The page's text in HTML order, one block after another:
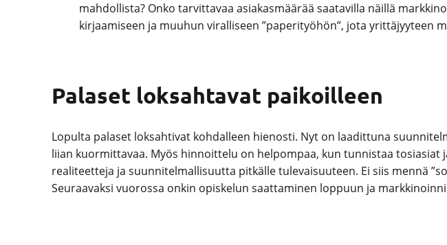
mahdollista? Onko tarvittavaa asiakasmäärää saatavilla näillä
kirjaamiseen ja muuhun viralliseen ”paperityöhön”, jota yrittäjyyteen
Palaset loksahtavat paikoilleen
Lopulta palaset loksahtivat kohdalleen hienosti. Nyt on laadittuna
liian kuormittavaa. Myös hinnoittelu on helpompaa, kun tunnistaa
realiteetteja ja suunnitelmallisuutta pitkälle tulevaisuuteen. Ei siis mennä
Seuraavaksi vuorossa onkin opiskelun saattaminen loppuun ja